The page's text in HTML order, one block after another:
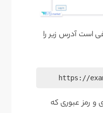
است آدرس زیر را
https://
و رمز عبوری که